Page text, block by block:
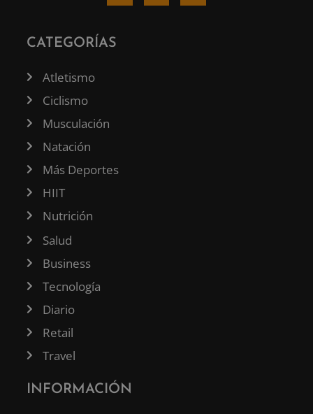
CATEGORÍAS
Atletismo
Ciclismo
Musculación
Natación
Más Deportes
HIIT
Nutrición
Salud
Business
Tecnología
Diario
Retail
Travel
INFORMACIÓN